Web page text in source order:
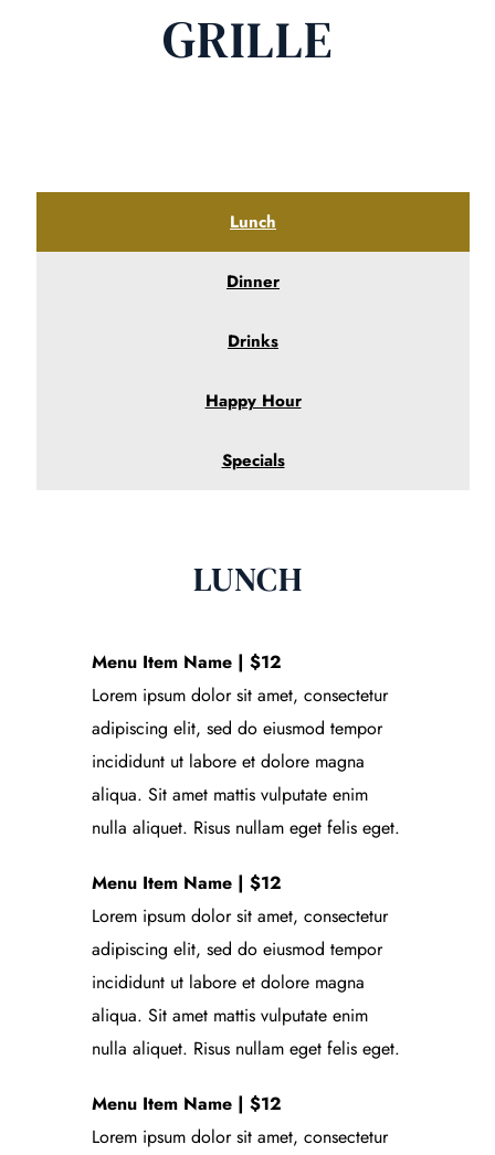
GRILLE
Lunch
Dinner
Drinks
Happy Hour
Specials
LUNCH
Menu Item Name | $12
Lorem ipsum dolor sit amet, consectetur
adipiscing elit, sed do eiusmod tempor
incididunt ut labore et dolore magna
aliqua. Sit amet mattis vulputate enim
nulla aliquet. Risus nullam eget felis eget.
Menu Item Name | $12
Lorem ipsum dolor sit amet, consectetur
adipiscing elit, sed do eiusmod tempor
incididunt ut labore et dolore magna
aliqua. Sit amet mattis vulputate enim
nulla aliquet. Risus nullam eget felis eget.
Menu Item Name | $12
Lorem ipsum dolor sit amet, consectetur